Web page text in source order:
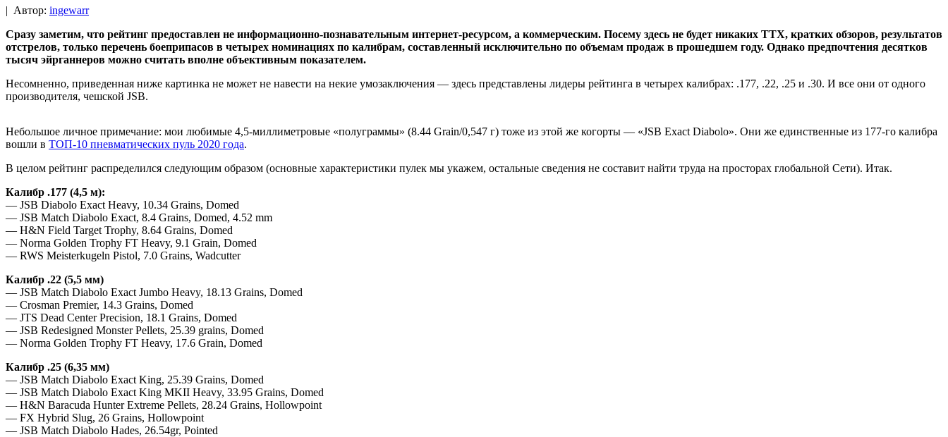
| Автор: ingewarr
Сразу заметим, что рейтинг предоставлен не информационно-познавательным интернет-ресурсом, а коммерческим. Посему здесь не будет никаких ТТХ, кратких обзоров, результатов
отстрелов, только перечень боеприпасов в четырех номинациях по калибрам, составленный исключительно по объемам продаж в прошедшем году. Однако предпочтения десятков
тысяч эйрганнеров можно считать вполне объективным показателем.
Несомненно, приведенная ниже картинка не может не навести на некие умозаключения — здесь представлены лидеры рейтинга в четырех калибрах: .177, .22, .25 и .30. И все они от одного
производителя, чешской JSB.
Небольшое личное примечание: мои любимые 4,5-миллиметровые «полуграммы» (8.44 Grain/0,547 г) тоже из этой же когорты — «JSB Exact Diabolo». Они же единственные из 177-го калибра
вошли в ТОП-10 пневматических пуль 2020 года.
В целом рейтинг распределился следующим образом (основные характеристики пулек мы укажем, остальные сведения не составит найти труда на просторах глобальной Сети). Итак.
Калибр .177 (4,5 м):
— JSB Diabolo Exact Heavy, 10.34 Grains, Domed
— JSB Match Diabolo Exact, 8.4 Grains, Domed, 4.52 mm
— H&N Field Target Trophy, 8.64 Grains, Domed
— Norma Golden Trophy FT Heavy, 9.1 Grain, Domed
— RWS Meisterkugeln Pistol, 7.0 Grains, Wadcutter
Калибр .22 (5,5 мм)
— JSB Match Diabolo Exact Jumbo Heavy, 18.13 Grains, Domed
— Crosman Premier, 14.3 Grains, Domed
— JTS Dead Center Precision, 18.1 Grains, Domed
— JSB Redesigned Monster Pellets, 25.39 grains, Domed
— Norma Golden Trophy FT Heavy, 17.6 Grain, Domed
Калибр .25 (6,35 мм)
— JSB Match Diabolo Exact King, 25.39 Grains, Domed
— JSB Match Diabolo Exact King MKII Heavy, 33.95 Grains, Domed
— H&N Baracuda Hunter Extreme Pellets, 28.24 Grains, Hollowpoint
— FX Hybrid Slug, 26 Grains, Hollowpoint
— JSB Match Diabolo Hades, 26.54gr, Pointed